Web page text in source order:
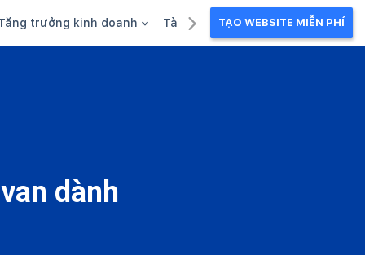
trưởng kinh doanh Tài liệu kinh doanhTẠO WEBSITE MIỄN PHÍ
dành